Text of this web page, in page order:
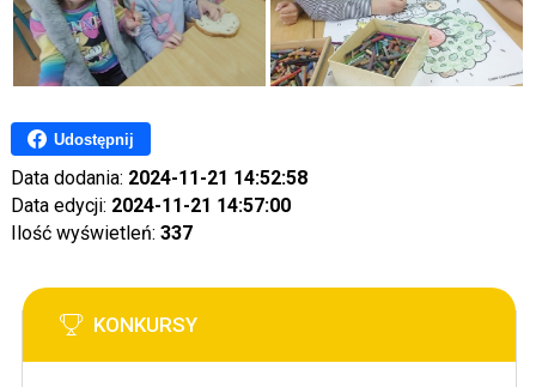
Udostępnij
Data dodania: 2024-11-21 14:52:58
Data edycji: 2024-11-21 14:57:00
Ilość wyświetleń: 337
KONKURSY